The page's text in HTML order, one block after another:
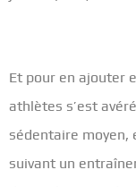
Et pour en ajouter
athlètes s’est
sédentaire moyen,
suivant un